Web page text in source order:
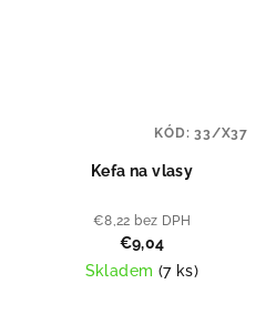
Kefa na vlasy
€8,22 bez DPH
€9,04
Skladem (7 ks)
KÓD:33/X37